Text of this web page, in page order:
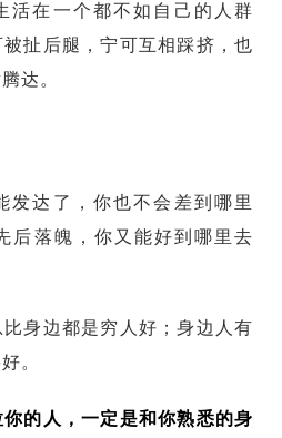
活在一个都不如自己的人群
扯后腿，宁可互相踩挤，也
达。
发达了，你也不会差到哪里
后落魄，你又能好到哪里去
身边都是穷人好；身边人有
。
的人，一定是和你熟悉的身